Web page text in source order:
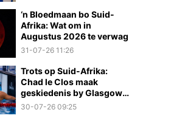
‘n Bloedmaan bo Suid-
Afrika: Wat om in
Augustus 2026 te verwag
31-07-26 11:26
Trots op Suid-Afrika:
Chad le Clos maak
geskiedenis by Glasgow
2026
30-07-26 09:25